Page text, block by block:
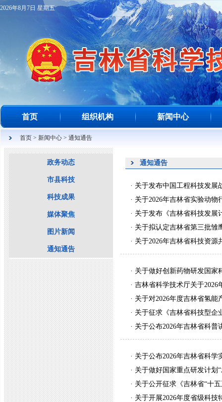
2026年8月7日 星期五
首页 组织机构 新闻中心
首页 > 新闻中心 > 通知通告
政务动态
市县科技
科技成果
媒体聚焦
图片新闻
通知通告
通知通告
· 关于发布中国工程科技发展
· 关于2026年吉林省实验动
· 关于发布《吉林省科技发展
· 关于拟认定吉林省第三批雏
· 关于2026年吉林省科技资
· 关于做好创新药物研发国家
· 吉林省科学技术厅关于2026
· 关于对2026年度吉林省氢
· 关于征求《吉林省科技型企
· 关于公布2026年吉林省科普
· 关于公布2026年吉林省科
· 关于做好国家重点研发计划
· 关于公开征求《吉林省“十
· 关于开展2026年度省级科